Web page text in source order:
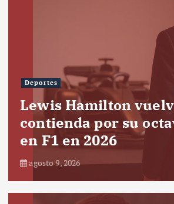
Deportes
Lewis Hamilton
contienda por su
en F1 en 2026
agosto 9, 2026